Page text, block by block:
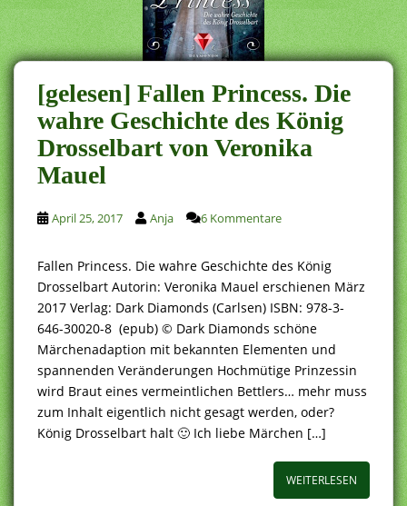
[gelesen] Fallen Princess. Die
wahre Geschichte des König
Drosselbart von Veronika
Mauel
April 25, 2017 Anja 6 Kommentare
Fallen Princess. Die wahre Geschichte des König
Drosselbart Autorin: Veronika Mauel erschienen März
2017 Verlag: Dark Diamonds (Carlsen) ISBN: 978-3-
646-30020-8 (epub) © Dark Diamonds schöne
Märchenadaption mit bekannten Elementen und
spannenden Veränderungen Hochmütige Prinzessin
wird Braut eines vermeintlichen Bettlers… mehr muss
zum Inhalt eigentlich nicht gesagt werden, oder?
König Drosselbart halt 🙂 Ich liebe Märchen […]
WEITERLESEN